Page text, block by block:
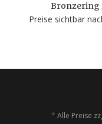
Bronzering
Preise sichtbar
* Alle Preise